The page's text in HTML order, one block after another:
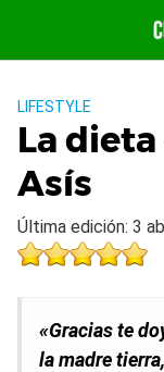
contenido
LIFESTYLE
La
Asís
Última edición: 3
«Gracias te
la madre